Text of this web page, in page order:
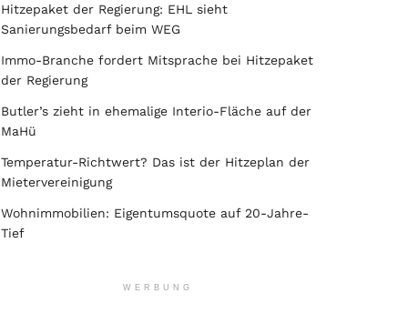
Hitzepaket der Regierung: EHL sieht
Sanierungsbedarf beim WEG
Immo-Branche fordert Mitsprache bei Hitzepaket
der Regierung
Butler’s zieht in ehemalige Interio-Fläche auf der
MaHü
Temperatur-Richtwert? Das ist der Hitzeplan der
Mietervereinigung
Wohnimmobilien: Eigentumsquote auf 20-Jahre-
Tief
WERBUNG